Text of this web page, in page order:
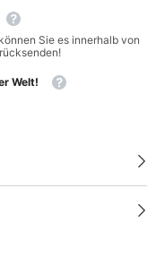
Sie es innerhalb von
Welt!